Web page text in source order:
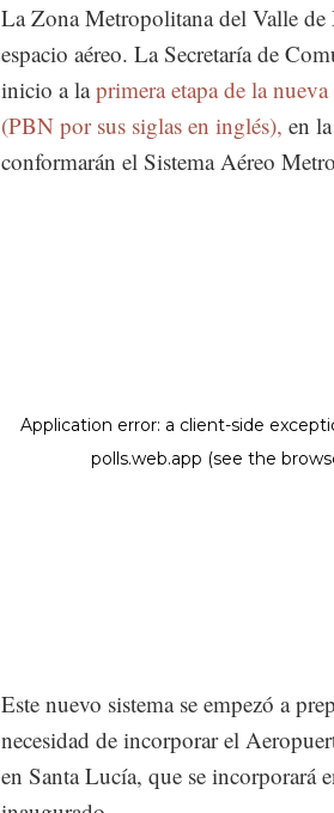
La Zona Metropolitana del Valle
espacio aéreo. La Secretaría de
inicio a laprimera etapa de la
(PBN por sus siglas en inglés), en
conformarán el Sistema Aéreo
Este nuevo sistema se empezó a
necesidad de incorporar el
en Santa Lucía, que se incorporará